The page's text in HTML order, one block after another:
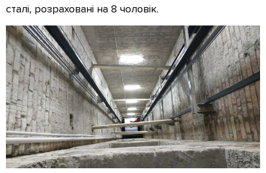
сталі, розраховані на 8 чоловік.